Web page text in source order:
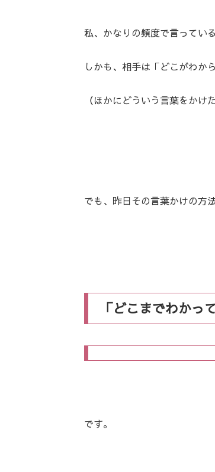
私、かなりの頻度で言ってい
しかも、相手は「どこがわか
（ほかにどういう言葉をかけ
でも、昨日その言葉かけの方
「どこまでわかっ
です。